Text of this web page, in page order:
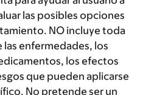
las posibles opciones
NO incluye toda
enfermedades, los
los efectos
que pueden aplicarse
No pretende ser un